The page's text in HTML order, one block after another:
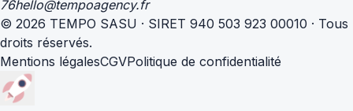
76hello@tempoagency.fr
© 2026 TEMPO SASU · SIRET 940 503 923 00010 · Tous
droits réservés.
Mentions légalesCGVPolitique de confidentialité